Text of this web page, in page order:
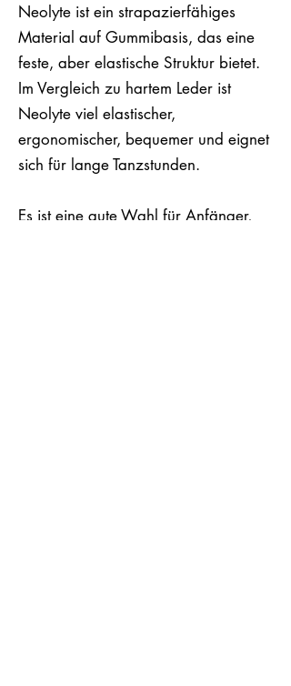
Neolyte ist ein strapazierfähiges
Material auf Gummibasis, das eine
feste, aber elastische Struktur bietet.
Im Vergleich zu hartem Leder ist
Neolyte viel elastischer,
ergonomischer, bequemer und eignet
sich für lange Tanzstunden.
Es ist eine gute Wahl für Anfänger,